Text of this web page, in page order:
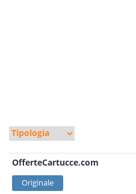
OfferteCartucce.com
Originale